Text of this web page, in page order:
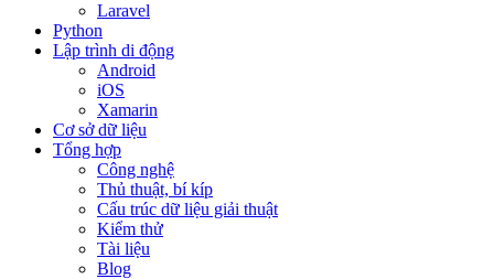
Laravel
Python
Lập trình di động
Android
iOS
Xamarin
Cơ sở dữ liệu
Tổng hợp
Công nghệ
Thủ thuật, bí kíp
Cấu trúc dữ liệu giải thuật
Kiểm thử
Tài liệu
Blog